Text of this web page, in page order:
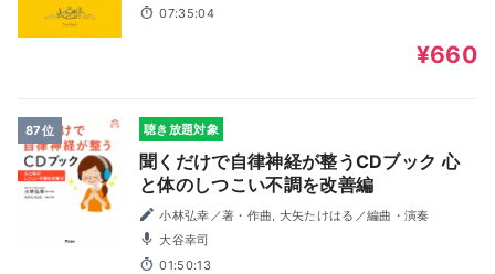
07:35:04
¥660
87位 聴き放題対象
聞くだけで自律神経が整うCDブック 心
と体のしつこい不調を改善編
小林弘幸／著・作曲, 大矢たけはる／編曲・演奏
大谷幸司
01:50:13